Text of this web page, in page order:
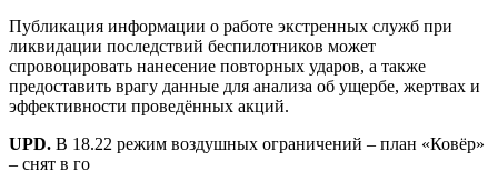
Публикация информации о работе экстренных служб при
ликвидации последствий беспилотников может
спровоцировать нанесение повторных ударов, а также
предоставить врагу данные для анализа об ущербе, жертвах и
эффективности проведённых акций.
UPD. В 18.22 режим воздушных ограничений – план «Ковёр»
– снят в го